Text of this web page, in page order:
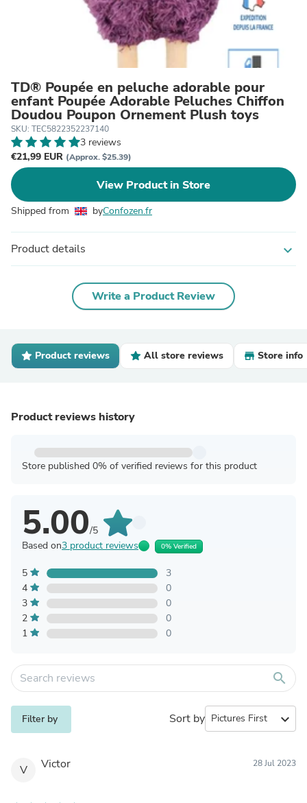
TD® Poupée en peluche adorable pour
enfant Poupée Adorable Peluches Chiffon
Doudou Poupon Ornement Plush toys
SKU: TEC5822352237140
3 reviews
€21,99 EUR (Approx. $25.39)
View Product in Store
Shipped from byConfozen.fr
Product details expand_more
Write a Product Review
Product reviews All store reviews Store info
Product reviews history
Store published 0% of verified reviews for this product
5.00/5
Based on3 product reviews 0% Verified
5
3
4
0
3
0
2
0
1
0
search
Filter by Sort by expand_more
V Victor 28 Jul 2023